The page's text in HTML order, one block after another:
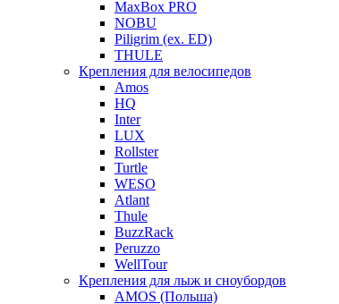
MaxBox PRO
NOBU
Piligrim (ex. ED)
THULE
Крепления для велосипедов
Amos
HQ
Inter
LUX
Rollster
Turtle
WESO
Atlant
Thule
BuzzRack
Peruzzo
WellTour
Крепления для лыж и сноубордов
AMOS (Польша)